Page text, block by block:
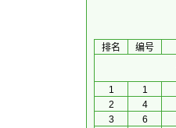
排名 编号
1 1
2
4
3
6